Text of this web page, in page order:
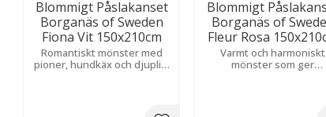
Blommigt Påslakanset
Borganäs of Sweden
Fiona Vit 150x210cm
Romantiskt mönster med
pioner, hundkäx och djuplila
Blommigt
Borganäs of
Fleur Rosa
Varmt och harmoniskt
mönster som ger